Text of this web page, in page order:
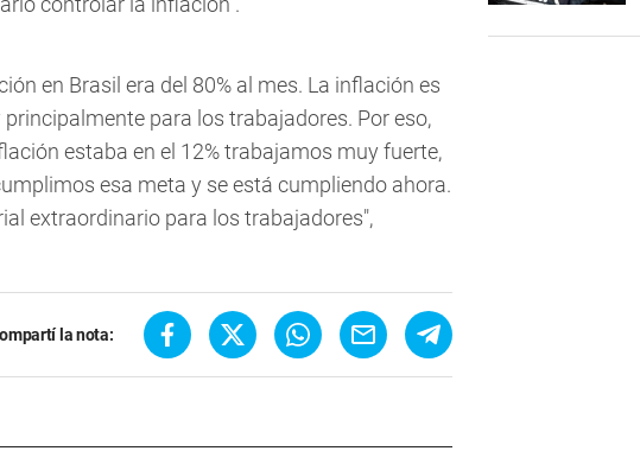
en Brasil era del 80% al mes. La inflación es
para los trabajadores. Por eso,
estaba en el 12% trabajamos muy fuerte,
esa meta y se está cumpliendo ahora.
extraordinario para los trabajadores",
la nota: